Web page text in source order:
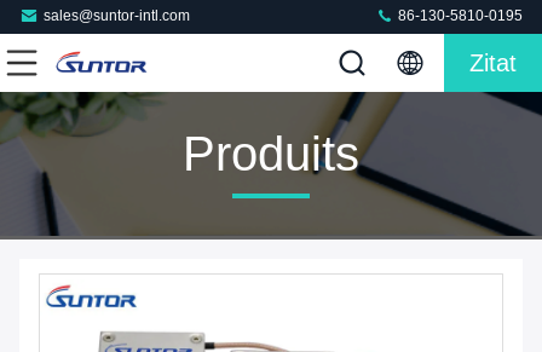
sales@suntor-intl.com 86-130-5810-0195
Zitat
Produits